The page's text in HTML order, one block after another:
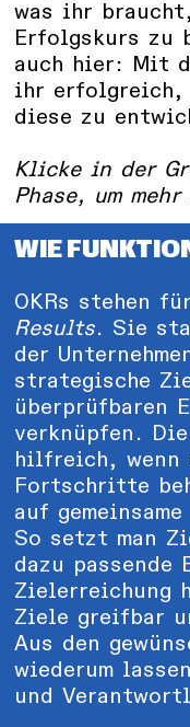
was ihr
Erfolgskurs zu
auch hier: Mit
ihr erfolgreich,
diese zu
Klicke in der
Phase, um
WIE
OKRs stehen für
Results. Sie
der
strategische
überprüfbaren
verknüpfen.
hilfreich, wenn
Fortschritte
auf
So setzt man
dazu passende
Zielerreichung
Ziele greifbar
Aus den
wiederum
und